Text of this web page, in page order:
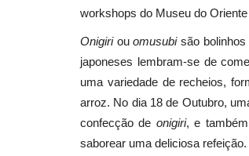
workshops do Museu do
Onigiriouomusubisão bolinhos
japoneses lembram-se de
uma variedade de recheios,
arroz. No dia 18 de Outubro,
confecção de onigiri, e
saborear uma deliciosa refeição.